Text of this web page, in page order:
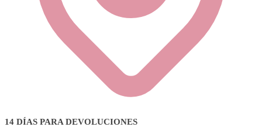
14 DÍAS PARA DEVOLUCIONES